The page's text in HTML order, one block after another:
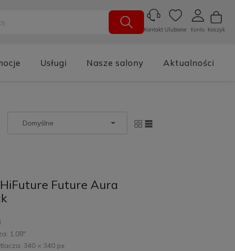
Koszyk
Konto
Ulubione
Kontakt
Usługi Nasze salony Aktualności
Future Aura
1,08"
340 × 340 px